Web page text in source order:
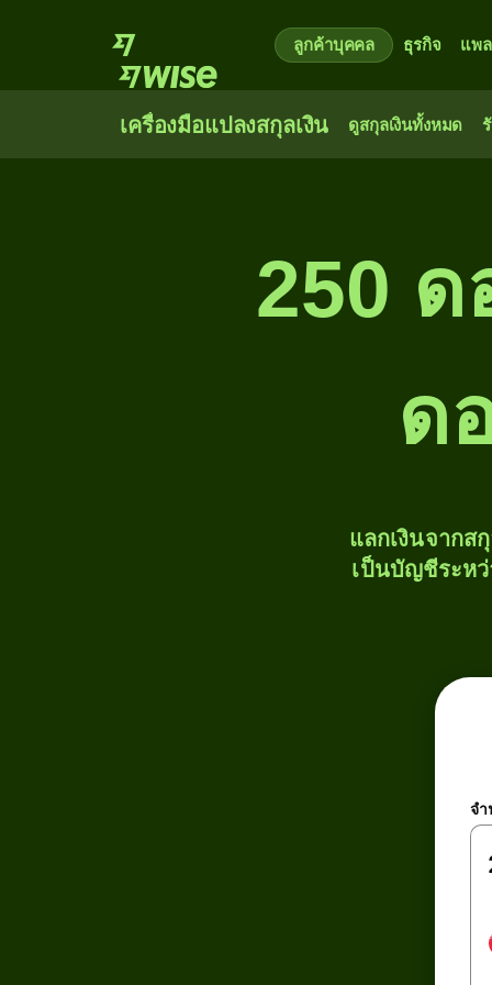
ลูกค้าบุคคล ธุรกิจ แพ
เครื่องมือแปลงสกุลเงิน ดูสกุลเงินทั้งหมด
250 ด
ด
แลกเงินจากส
เป็นบัญชีระหว่
จ